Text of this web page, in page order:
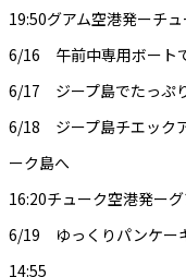
19:50グアム空港発ーチ
6/16 午前中専用ボート
6/17 ジープ島でたっぷ
6/18 ジープ島チエック
ーク島へ
16:20チューク空港発ー
6/19 ゆっくりパンケー
14:55